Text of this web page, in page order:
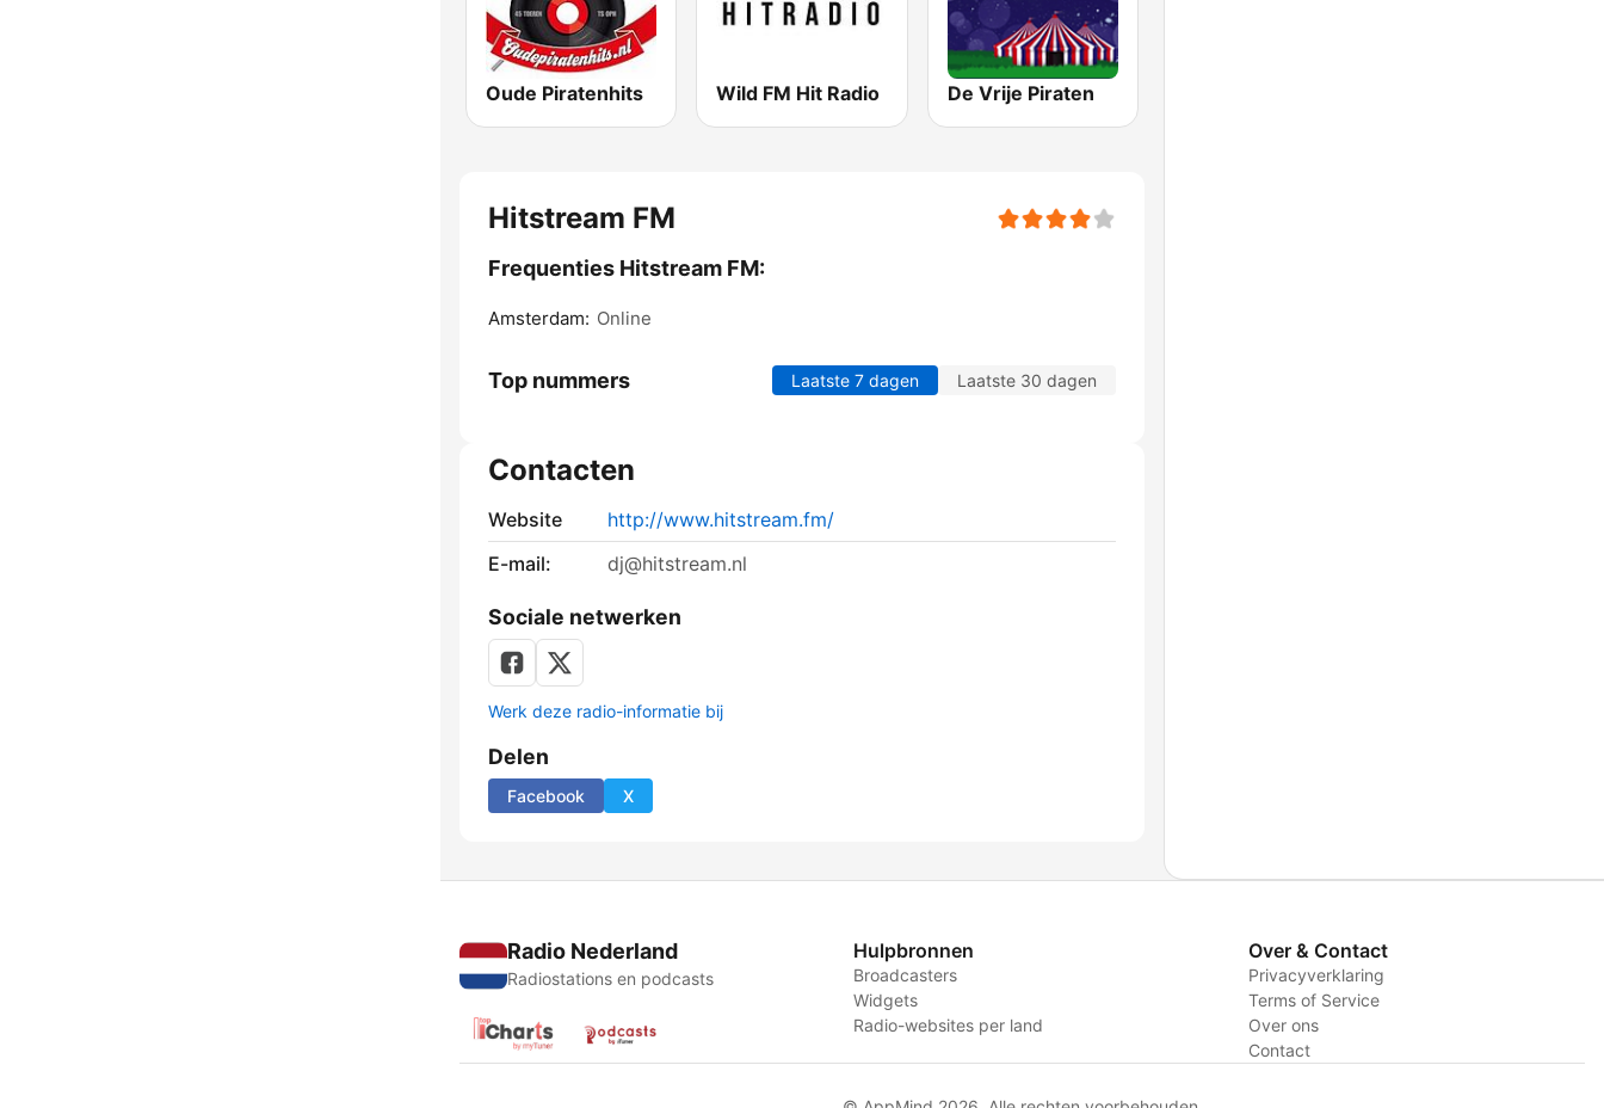
Oude Piratenhits Wild FM Hit Radio De Vrije Piraten
Hitstream FM
Frequenties Hitstream FM:
Amsterdam: Online
Top nummers Laatste 7 dagen Laatste 30 dagen
Contacten
Website
http://www.hitstream.fm/
E-mail:
dj@hitstream.nl
Sociale netwerken
Werk deze radio-informatie bij
Delen
Facebook X
Radio Nederland
Radiostations en podcasts
Hulpbronnen
Broadcasters
Widgets
Radio-websites per land
Over & Contact
Privacyverklaring
Terms of Service
Over ons
Contact